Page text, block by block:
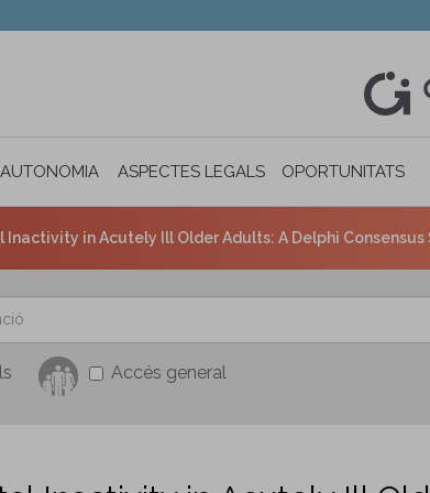
AUTONOMIA PERSONAL I INCLUSIÓ SOCIAL
ASPECTES LEGALS OPORTUNITATS
Inactivity in Acutely Ill Older Adults: A Delphi Consensus
Accés general